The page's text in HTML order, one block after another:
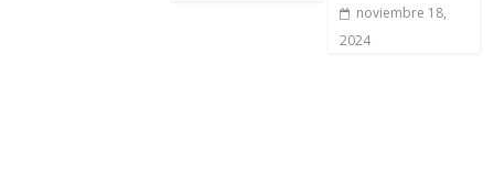
noviembre 18,
2024